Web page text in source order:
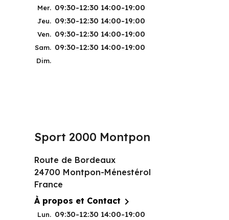
Mer. 09:30-12:30 14:00-19:00
Jeu. 09:30-12:30 14:00-19:00
Ven. 09:30-12:30 14:00-19:00
Sam. 09:30-12:30 14:00-19:00
Dim.
Sport 2000 Montpon
Route de Bordeaux
24700 Montpon-Ménestérol
France
À propos et Contact 
Lun. 09:30-12:30 14:00-19:00